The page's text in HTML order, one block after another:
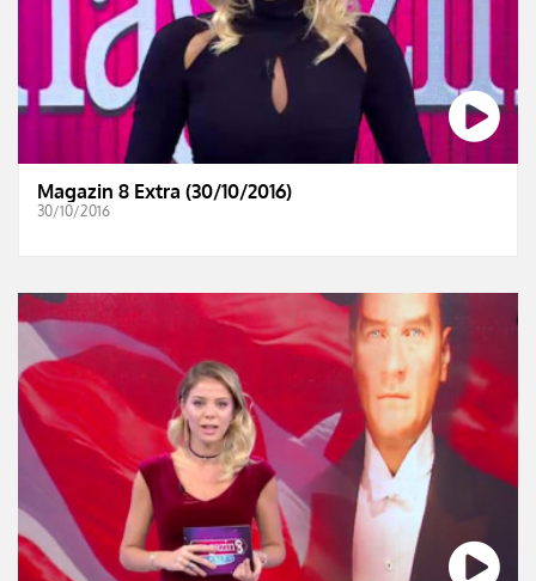
Magazin 8 Extra (30/10/2016)
30/10/2016